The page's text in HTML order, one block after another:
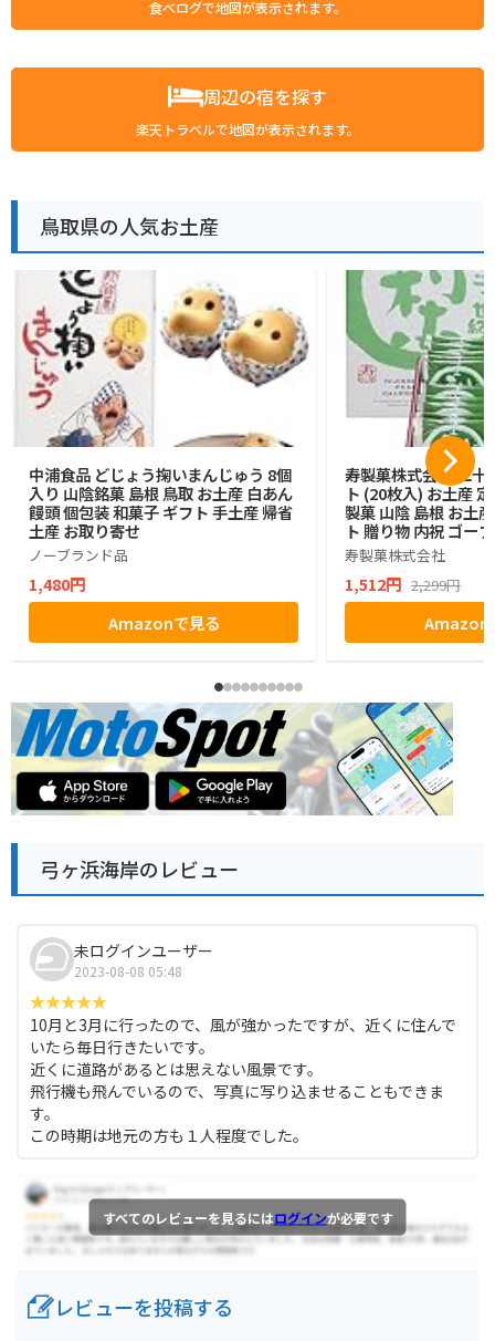
食べログで地図が表示されます。
周辺の宿を探す
楽天トラベルで地図が表示されます。
鳥取県の人気お土産
中浦食品 どじょう掬いまんじゅう 8個
入り 山陰銘菓 島根 鳥取 お土産 白あん
饅頭 個包装 和菓子 ギフト 手土産 帰省
土産 お取り寄せ
ノーブランド品
1,480円
Amazonで見る
寿製菓株式会社 二十
ト (20枚入) お土産
製菓 山陰 島根 お土
ト 贈り物 内祝 ゴー
寿製菓株式会社
1,512円 2,299円
Amazon
弓ヶ浜海岸のレビュー
未ログインユーザー
2023-08-08 05:48
10月と3月に行ったので、風が強かったですが、近くに住んで
いたら毎日行きたいです。
近くに道路があるとは思えない風景です。
飛行機も飛んでいるので、写真に写り込ませることもできま
す。
この時期は地元の方も１人程度でした。
すべてのレビューを見るにはログインが必要です
レビューを投稿する